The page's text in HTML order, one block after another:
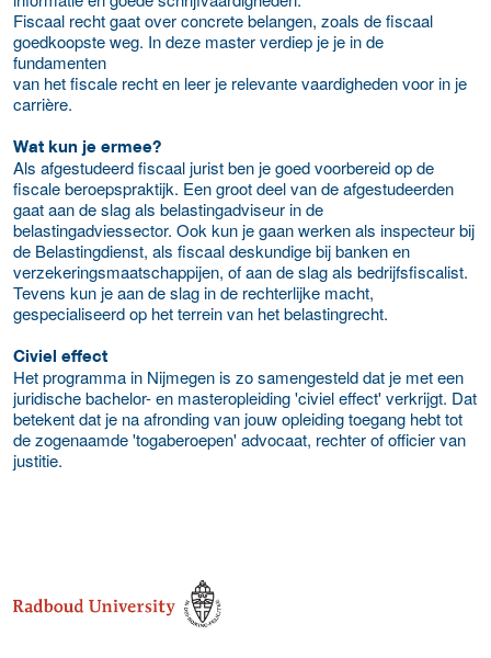
Fiscaal recht gaat over concrete belangen, zoals de fiscaal
goedkoopste weg. In deze master verdiep je je in de
fundamenten
van het fiscale recht en leer je relevante vaardigheden voor in je
carrière.
Wat kun je ermee?
Als afgestudeerd fiscaal jurist ben je goed voorbereid op de
fiscale beroepspraktijk. Een groot deel van de afgestudeerden
gaat aan de slag als belastingadviseur in de
belastingadviessector. Ook kun je gaan werken als inspecteur bij
de Belastingdienst, als fiscaal deskundige bij banken en
verzekeringsmaatschappijen, of aan de slag als bedrijfsfiscalist.
Tevens kun je aan de slag in de rechterlijke macht,
gespecialiseerd op het terrein van het belastingrecht.
Civiel effect
Het programma in Nijmegen is zo samengesteld dat je met een
juridische bachelor- en masteropleiding 'civiel effect' verkrijgt. Dat
betekent dat je na afronding van jouw opleiding toegang hebt tot
de zogenaamde 'togaberoepen' advocaat, rechter of officier van
justitie.
about this provider